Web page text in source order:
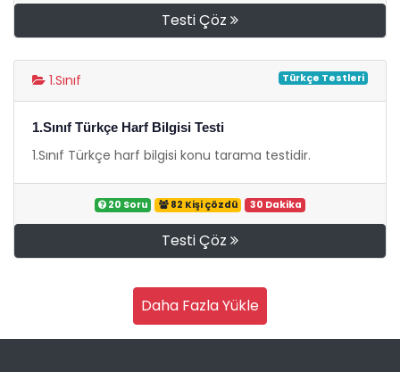
Testi Çöz
1.Sınıf Türkçe Testleri
1.Sınıf Türkçe Harf Bilgisi Testi
1.Sınıf Türkçe harf bilgisi konu tarama testidir.
20 Soru 82 Kişi çözdü 30 Dakika
Testi Çöz
Daha Fazla Yükle